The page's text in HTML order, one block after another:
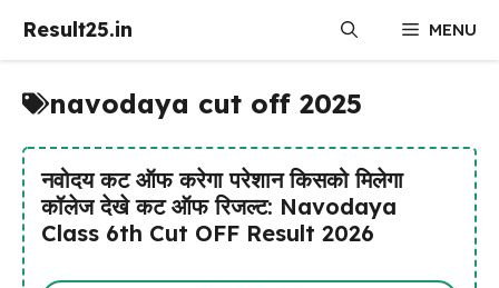
Result25.in MENU
navodaya cut off 2025
नवोदय कट ऑफ करेगा परेशान किसको मिलेगा
कॉलेज देखे कट ऑफ रिजल्ट: Navodaya
Class 6th Cut OFF Result 2026